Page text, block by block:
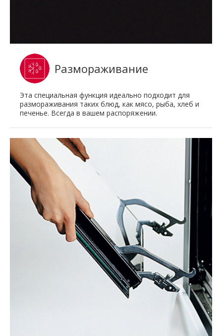
Размораживание
Эта специальная функция идеально подходит для
размораживания таких блюд, как мясо, рыба, хлеб и
печенье. Всегда в вашем распоряжении.